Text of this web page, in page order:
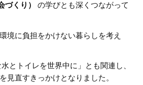
くり）
の学びとも深くつながって
境に負担をかけない暮らしを考え
とトイレを世界中に」とも関連し、
見直すきっかけとなりました。